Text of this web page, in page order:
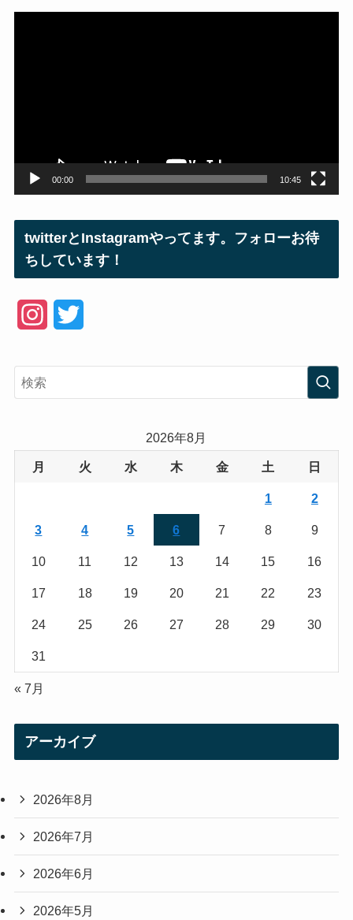
00:00 10:45
twitterとInstagramやってます。フォローお待
ちしています！
e
2026年8月
月 火 水 木 金 土 日
1 2
3 4 5 6 7 8 9
10 11 12 13 14 15 16
17 18 19 20 21 22 23
24 25 26 27 28 29 30
31
« 7月
アーカイブ
2026年8月
2026年7月
2026年6月
2026年5月